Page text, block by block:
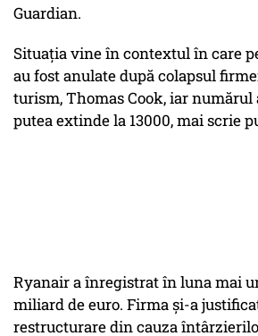
Guardian.
Situaţia vine în contextul în care
au fost anulate după colapsul
turism, Thomas Cook, iar numărul
putea extinde la 13000, mai scrie
Ryanair a înregistrat în luna mai
miliard de euro. Firma şi-a
restructurare din cauza